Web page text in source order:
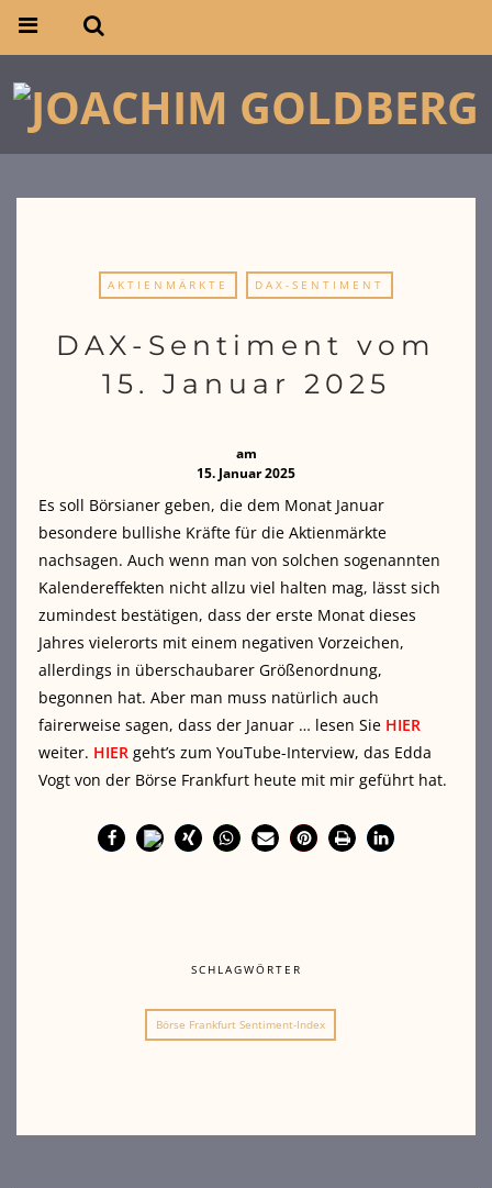
AKTIENMÄRKTE DAX-SENTIMENT
DAX-Sentiment vom
15. Januar 2025
am
15. Januar 2025
Es soll Börsianer geben, die dem Monat Januar
besondere bullishe Kräfte für die Aktienmärkte
nachsagen. Auch wenn man von solchen sogenannten
Kalendereffekten nicht allzu viel halten mag, lässt sich
zumindest bestätigen, dass der erste Monat dieses
Jahres vielerorts mit einem negativen Vorzeichen,
allerdings in überschaubarer Größenordnung,
begonnen hat. Aber man muss natürlich auch
fairerweise sagen, dass der Januar … lesen Sie HIER
weiter. HIER geht’s zum YouTube-Interview, das Edda
Vogt von der Börse Frankfurt heute mit mir geführt hat.
SCHLAGWÖRTER
Börse Frankfurt Sentiment-Index